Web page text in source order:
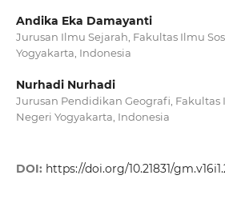
Andika Eka Damayanti
Jurusan Ilmu Sejarah, Fakultas Ilmu
Yogyakarta, Indonesia
Nurhadi Nurhadi
Jurusan Pendidikan Geografi, Fakultas
Negeri Yogyakarta, Indonesia
DOI: https://doi.org/10.21831/